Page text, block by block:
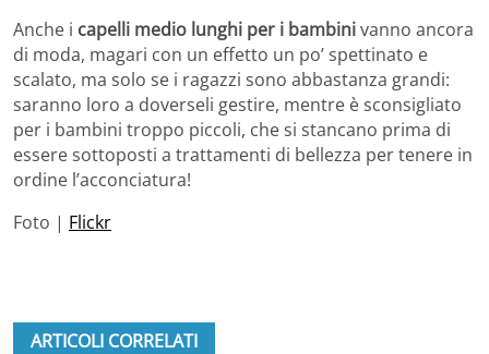
Anche i capelli medio lunghi per i bambinivanno ancora
di moda, magari con un effetto un po’ spettinato e
scalato, ma solo se i ragazzi sono abbastanza grandi:
saranno loro a doverseli gestire, mentre è sconsigliato
per i bambini troppo piccoli, che si stancano prima di
essere sottoposti a trattamenti di bellezza per tenere in
ordine l’acconciatura!
Foto | Flickr
ARTICOLI CORRELATI